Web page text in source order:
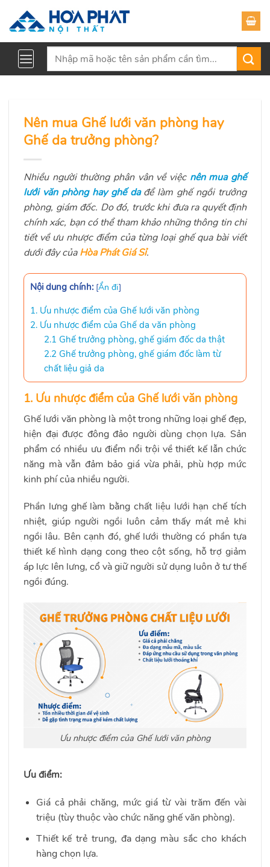
Tìm
Nên mua Ghế lưới văn phòng hay
Ghế da trưởng phòng?
Nhiều người thường phân vân về việc nên mua ghế
lưới văn phòng hay ghế dađể làm ghế ngồi trưởng
phòng, giám đốc. Do đó, trước khi đưa ra quyết định
chính xác, bạn có thể tham khảo những thông tin chi
tiết về ưu nhược điểm của từng loại ghế qua bài viết
dưới đây củaHòa Phát Giá Sỉ.
Nội dung chính: [Ẩn đi]
1. Ưu nhược điểm của Ghế lưới văn phòng
2. Ưu nhược điểm của Ghế da văn phòng
2.1 Ghế trưởng phòng, ghế giám đốc da thật
2.2 Ghế trưởng phòng, ghế giám đốc làm từ
chất liệu giả da
1. Ưu nhược điểm của Ghế lưới văn phòng
Ghế lưới văn phòng là một trong những loại ghế đẹp,
hiện đại được đông đảo người dùng chọn lựa. Sản
phẩm có nhiều ưu điểm nổi trội về thiết kế lẫn chức
năng mà vẫn đảm bảo giá vừa phải, phù hợp mức
kinh phí của nhiều người.
Phần lưng ghế làm bằng chất liệu lưới hạn chế tích
nhiệt, giúp người ngồi luôn cảm thấy mát mẻ khi
ngồi lâu. Bên cạnh đó, ghế lưới thường có phần tựa
thiết kế hình dạng cong theo cột sống, hỗ trợ giảm
áp lực lên lưng, cổ và giữ người sử dụng luôn ở tư thế
ngồi đúng.
Ưu nhược điểm của Ghế lưới văn phòng
Ưu điểm:
Giá cả phải chăng, mức giá từ vài trăm đến vài
triệu (tùy thuộc vào chức năng ghế văn phòng).
Thiết kế trẻ trung, đa dạng màu sắc cho khách
hàng chọn lựa.